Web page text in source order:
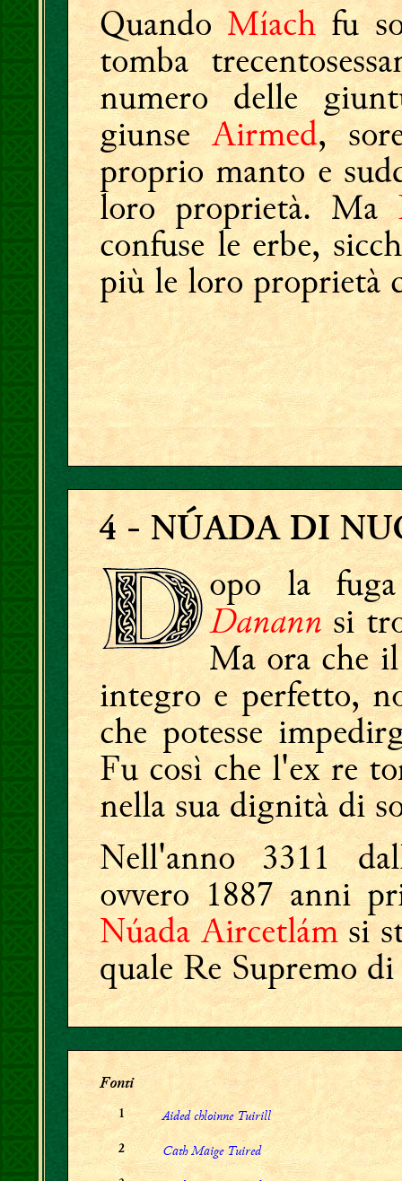
QuandoMíach fu
tomba
numero delle
giunseAirmed,
proprio manto e
loro proprietà. Ma
confuse le erbe,
più le loro proprietà
4- NÚADA DI
opo la
Danannsi
Ma ora che
integro e perfetto,
che potesse
Fu così che l'ex re
nella sua dignità di
Nell'anno 3311
ovvero 1887 anni
Núada Aircetlámsi
quale Re Supremo
Fonti
1 Aided chloinne Tuirill
2 Cath Maige Tuired